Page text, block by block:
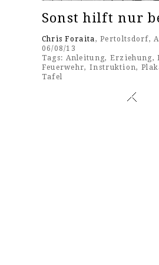
Sonst hilft nur
Chris Foraita, Pertoltsdorf,
06/08/13
Tags: Anleitung, Erziehung,
Feuerwehr, Instruktion,
Tafel